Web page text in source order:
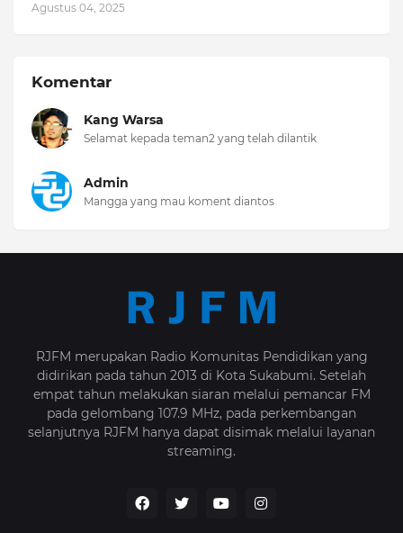
Agustus 04, 2025
Komentar
Kang Warsa
Selamat kepada teman2 yang telah dilantik
Admin
Mangga yang mau koment diantos
RJFM merupakan Radio Komunitas Pendidikan yang
didirikan pada tahun 2013 di Kota Sukabumi. Setelah
empat tahun melakukan siaran melalui pemancar FM
pada gelombang 107.9 MHz, pada perkembangan
selanjutnya RJFM hanya dapat disimak melalui layanan
streaming.